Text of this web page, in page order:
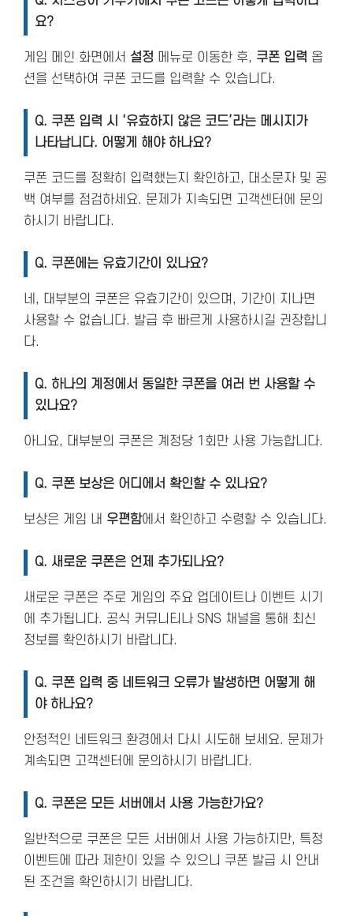
요?
게임 메인 화면에서 설정 메뉴로 이동한 후, 쿠폰 입력 옵
션을 선택하여 쿠폰 코드를 입력할 수 있습니다.
Q. 쿠폰 입력 시 ‘유효하지 않은 코드’라는 메시지가
나타납니다. 어떻게 해야 하나요?
쿠폰 코드를 정확히 입력했는지 확인하고, 대소문자 및 공
백 여부를 점검하세요. 문제가 지속되면 고객센터에 문의
하시기 바랍니다.
Q. 쿠폰에는 유효기간이 있나요?
네, 대부분의 쿠폰은 유효기간이 있으며, 기간이 지나면
사용할 수 없습니다. 발급 후 빠르게 사용하시길 권장합니
다.
Q. 하나의 계정에서 동일한 쿠폰을 여러 번 사용할 수
있나요?
아니요, 대부분의 쿠폰은 계정당 1회만 사용 가능합니다.
Q. 쿠폰 보상은 어디에서 확인할 수 있나요?
보상은 게임 내 우편함에서 확인하고 수령할 수 있습니다.
Q. 새로운 쿠폰은 언제 추가되나요?
새로운 쿠폰은 주로 게임의 주요 업데이트나 이벤트 시기
에 추가됩니다. 공식 커뮤니티나 SNS 채널을 통해 최신
정보를 확인하시기 바랍니다.
Q. 쿠폰 입력 중 네트워크 오류가 발생하면 어떻게 해
야 하나요?
안정적인 네트워크 환경에서 다시 시도해 보세요. 문제가
계속되면 고객센터에 문의하시기 바랍니다.
Q. 쿠폰은 모든 서버에서 사용 가능한가요?
일반적으로 쿠폰은 모든 서버에서 사용 가능하지만, 특정
이벤트에 따라 제한이 있을 수 있으니 쿠폰 발급 시 안내
된 조건을 확인하시기 바랍니다.